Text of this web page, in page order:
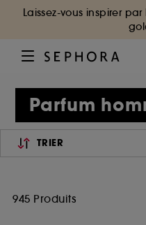
Laissez-vous inspirer
Parfum
TRIER
945 Produits